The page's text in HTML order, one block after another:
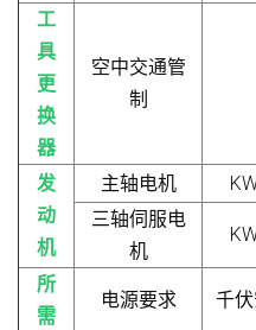
工
具
更
换
器
空中交通管
制
发
动
机
主轴电机
三轴伺服电
机
所
需
电源要求 千